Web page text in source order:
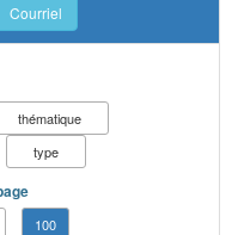
Courriel
thématique
type
100